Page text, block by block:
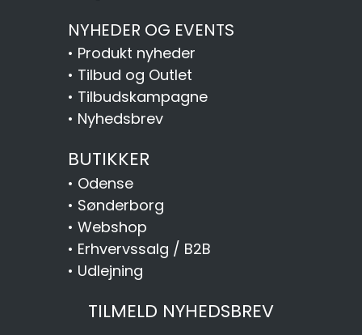
NYHEDER OG EVENTS
• Produkt nyheder
• Tilbud og Outlet
• Tilbudskampagne
• Nyhedsbrev
BUTIKKER
• Odense
• Sønderborg
• Webshop
• Erhvervssalg / B2B
• Udlejning
TILMELD NYHEDSBREV